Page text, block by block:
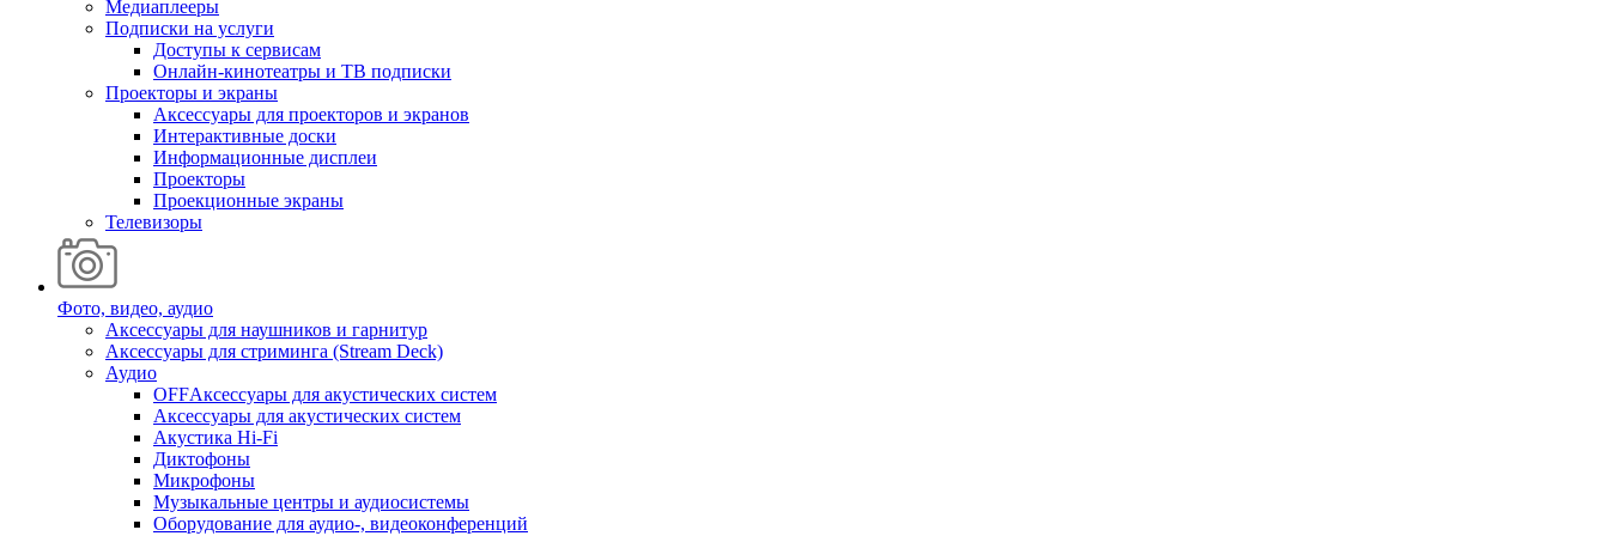
Медиаплееры
Подписки на услуги
Доступы к сервисам
Онлайн-кинотеатры и ТВ подписки
Проекторы и экраны
Аксессуары для проекторов и экранов
Интерактивные доски
Информационные дисплеи
Проекторы
Проекционные экраны
Телевизоры
Фото, видео, аудио
Аксессуары для наушников и гарнитур
Аксессуары для стриминга (Stream Deck)
Аудио
OFFАксессуары для акустических систем
Аксессуары для акустических систем
Акустика Hi-Fi
Диктофоны
Микрофоны
Музыкальные центры и аудиосистемы
Оборудование для аудио-, видеоконференций